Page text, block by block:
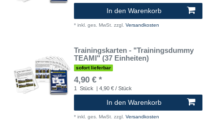
In den Warenkorb
* inkl. ges. MwSt. zzgl. Versandkosten
Trainingskarten - "Trainingsdummy
TEAMI" (37 Einheiten)
sofort lieferbar
4,90 € *
1 Stück | 4,90 € / Stück
In den Warenkorb
* inkl. ges. MwSt. zzgl. Versandkosten